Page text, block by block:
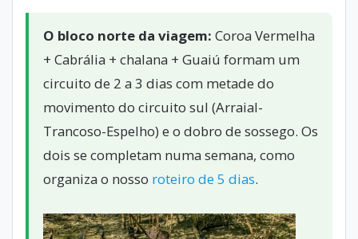
O bloco norte da viagem: Coroa Vermelha
+ Cabrália + chalana + Guaiú formam um
circuito de 2 a 3 dias com metade do
movimento do circuito sul (Arraial-
Trancoso-Espelho) e o dobro de sossego. Os
dois se completam numa semana, como
organiza o nosso roteiro de 5 dias.